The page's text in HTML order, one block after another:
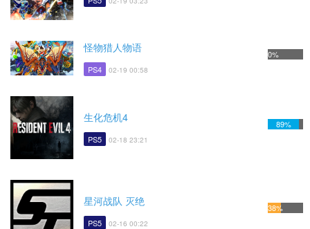
怪物猎人物语
PS4 02-19 00:58
0%
生化危机4
PS5 02-18 23:21
89%
星河战队 灭绝
PS5 02-16 00:22
38%